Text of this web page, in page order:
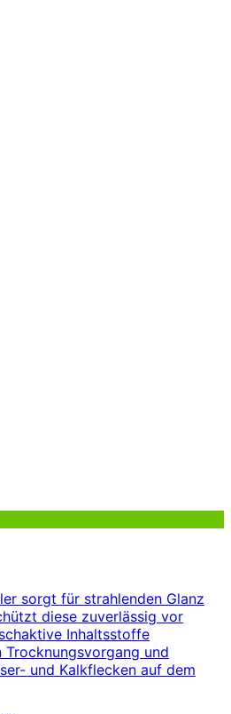
sorgt für strahlenden Glanz
diese zuverlässig vor
Inhaltsstoffe
Trocknungsvorgang und
und Kalkflecken auf dem